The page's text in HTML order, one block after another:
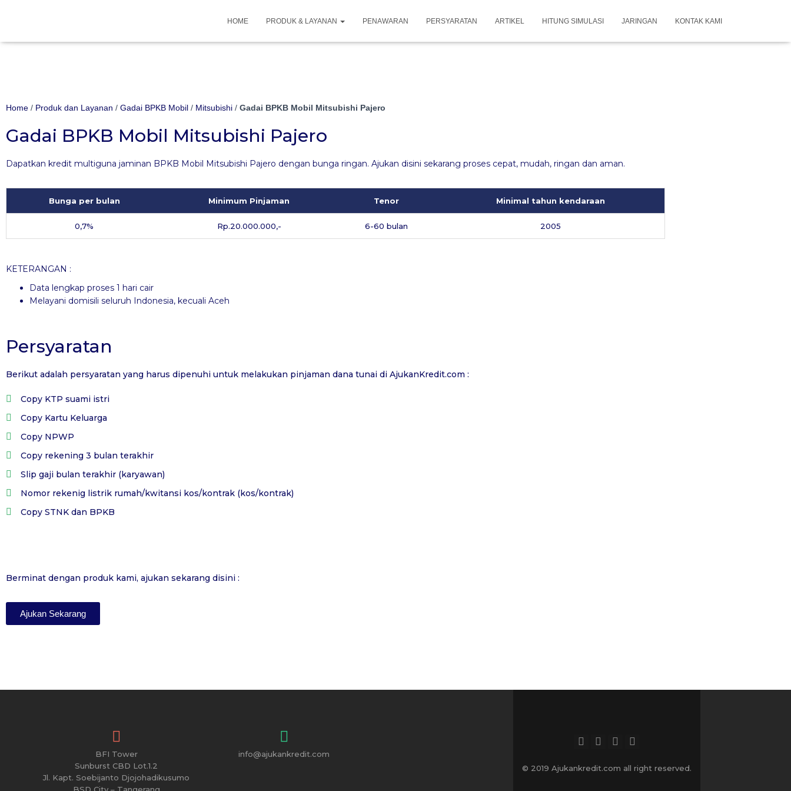
HOME PRODUK & LAYANAN PENAWARAN PERSYARATAN ARTIKEL HITUNG SIMULASI JARINGAN KONTAK KAMI
Home / Produk dan Layanan / Gadai BPKB Mobil / Mitsubishi / Gadai BPKB Mobil Mitsubishi Pajero
Gadai BPKB Mobil Mitsubishi Pajero
Dapatkan kredit multiguna jaminan BPKB Mobil Mitsubishi Pajero dengan bunga ringan. Ajukan disini sekarang proses cepat, mudah, ringan dan aman.
Bunga per bulan Minimum Pinjaman Tenor Minimal tahun kendaraan
0,7% Rp.20.000.000,- 6-60 bulan 2005
KETERANGAN :
Data lengkap proses 1 hari cair
Melayani domisili seluruh Indonesia, kecuali Aceh
Persyaratan
Berikut adalah persyaratan yang harus dipenuhi untuk melakukan pinjaman dana tunai di AjukanKredit.com :
Copy KTP suami istri
Copy Kartu Keluarga
Copy NPWP
Copy rekening 3 bulan terakhir
Slip gaji bulan terakhir (karyawan)
Nomor rekenig listrik rumah/kwitansi kos/kontrak (kos/kontrak)
Copy STNK dan BPKB
Berminat dengan produk kami, ajukan sekarang disini :
Ajukan Sekarang
BFI Tower
Sunburst CBD Lot.1.2
Jl. Kapt. Soebijanto Djojohadikusumo
info@ajukankredit.com
© 2019 Ajukankredit.com all right reserved.